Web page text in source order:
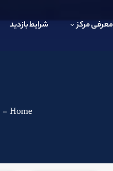
معرفی مرکز شرایط بازدید
Home
-